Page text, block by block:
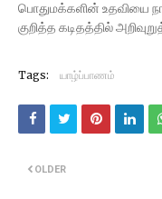
பொதுமக்களின் உதவியை
குறித்த கடிதத்தில்
Tags: யாழ்ப்பாணம்
OLDER